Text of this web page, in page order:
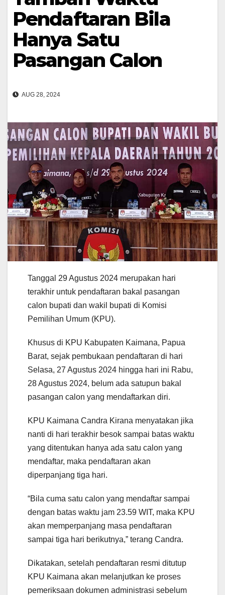
Pendaftaran Bila
Hanya Satu
Pasangan Calon
AUG 28, 2024
Tanggal 29 Agustus 2024 merupakan hari
terakhir untuk pendaftaran bakal pasangan
calon bupati dan wakil bupati di Komisi
Pemilihan Umum (KPU).
Khusus di KPU Kabupaten Kaimana, Papua
Barat, sejak pembukaan pendaftaran di hari
Selasa, 27 Agustus 2024 hingga hari ini Rabu,
28 Agustus 2024, belum ada satupun bakal
pasangan calon yang mendaftarkan diri.
KPU Kaimana Candra Kirana menyatakan jika
nanti di hari terakhir besok sampai batas waktu
yang ditentukan hanya ada satu calon yang
mendaftar, maka pendaftaran akan
diperpanjang tiga hari.
“Bila cuma satu calon yang mendaftar sampai
dengan batas waktu jam 23.59 WIT, maka KPU
akan memperpanjang masa pendaftaran
sampai tiga hari berikutnya,” terang Candra.
Dikatakan, setelah pendaftaran resmi ditutup
KPU Kaimana akan melanjutkan ke proses
pemeriksaan dokumen administrasi sebelum